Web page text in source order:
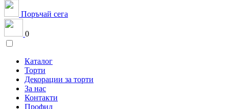
Поръчай сега
0
Каталог
Торти
Декорации за торти
За нас
Контакти
Профил